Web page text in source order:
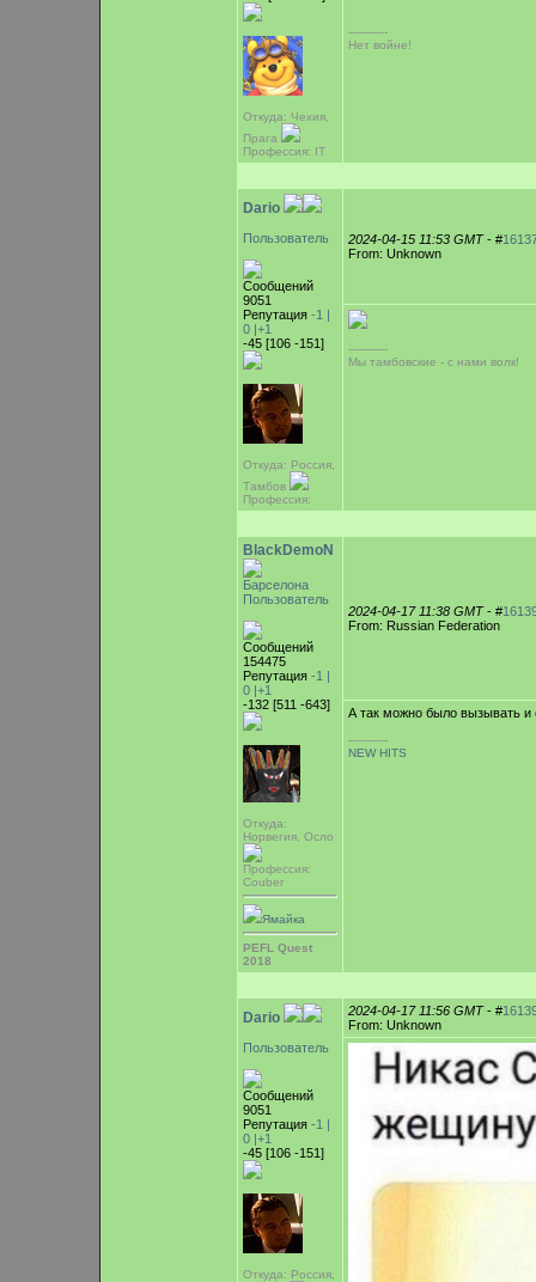
Откуда: Чехия,
Прага
Профессия: IT
-----------
Нет войне!
Dario
Пользователь
Сообщений
9051
Репутация -1 |
0 |+1
-45 [106 -151]
Откуда: Россия,
Тамбов
Профессия:
2024-04-15 11:53 GMT- #
From: Unknown
-----------
Мы тамбовские - с нами волк!
BlackDemoN
Барселона
Пользователь
Сообщений
154475
Репутация -1 |
0 |+1
-132 [511 -643]
Откуда:
Норвегия, Осло
Профессия:
Couber
Ямайка
PEFL Quest
2018
2024-04-17 11:38 GMT- #
From: Russian Federation
А так можно было вызывать и
-----------
NEW HITS
Dario
Пользователь
Сообщений
9051
Репутация -1 |
0 |+1
-45 [106 -151]
Откуда: Россия,
2024-04-17 11:56 GMT- #
From: Unknown